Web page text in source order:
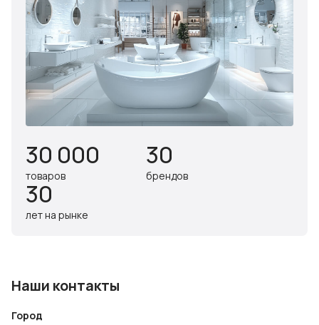
30 000
товаров
30
брендов
30
лет на рынке
Наши контакты
Город